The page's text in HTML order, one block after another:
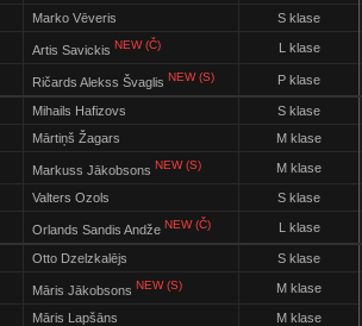
Marko Vēveris S klase
Artis Savickis NEW (Č) L klase
Ričards Alekss Švaglis NEW (S) P klase
Mihails Hafizovs
S klase
Mārtiņš Žagars M klase
Markuss Jākobsons NEW (S) M klase
Valters Ozols S klase
Orlands Sandis Andže NEW (Č) L klase
Otto Dzelzkalējs S klase
Māris Jākobsons NEW (S) M klase
Māris Lapšāns M klase